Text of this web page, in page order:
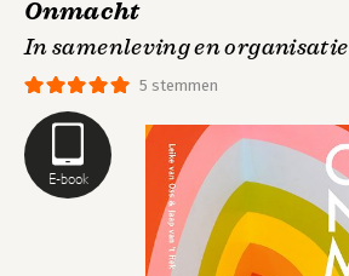
E-book
5 stemmen
Onmacht
In samenleving en organisatie